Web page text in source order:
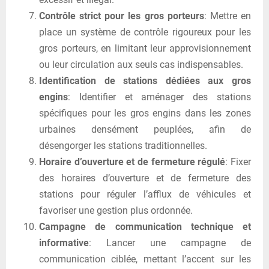
Contrôle strict pour les gros porteurs: Mettre en
place un système de contrôle rigoureux pour les
gros porteurs, en limitant leur approvisionnement
ou leur circulation aux seuls cas indispensables.
Identification de stations dédiées aux gros
engins: Identifier et aménager des stations
spécifiques pour les gros engins dans les zones
urbaines densément peuplées, afin de
désengorger les stations traditionnelles.
Horaire d’ouverture et de fermeture régulé: Fixer
des horaires d’ouverture et de fermeture des
stations pour réguler l’afflux de véhicules et
favoriser une gestion plus ordonnée.
Campagne de communication technique et
informative: Lancer une campagne de
communication ciblée, mettant l’accent sur les